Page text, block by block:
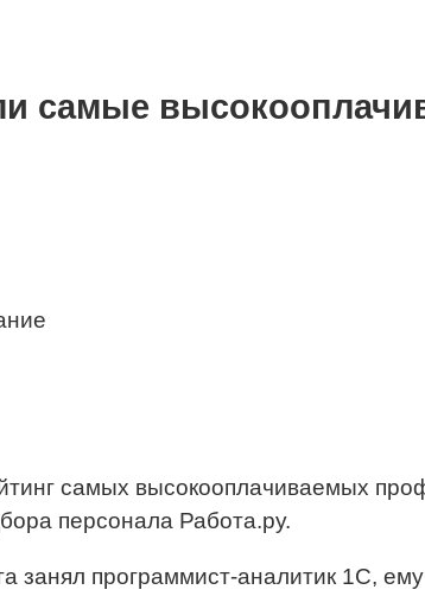
самые
самых высокооплачиваемых
персонала Работа.ру.
занял программист-аналитик 1С,